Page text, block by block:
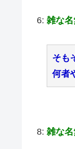
6: 雑な名
そも
何者
8: 雑な名